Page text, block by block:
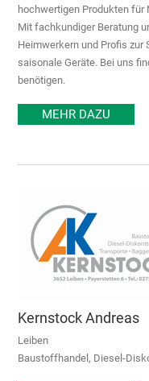
hochwertigen Produkten für
Mit fachkundiger Beratung
Heimwerkern und Profis
saisonale Geräte. Bei uns
benötigen.
MEHR DAZU
Kernstock Andreas
Leiben
Baustoffhandel, Diesel-